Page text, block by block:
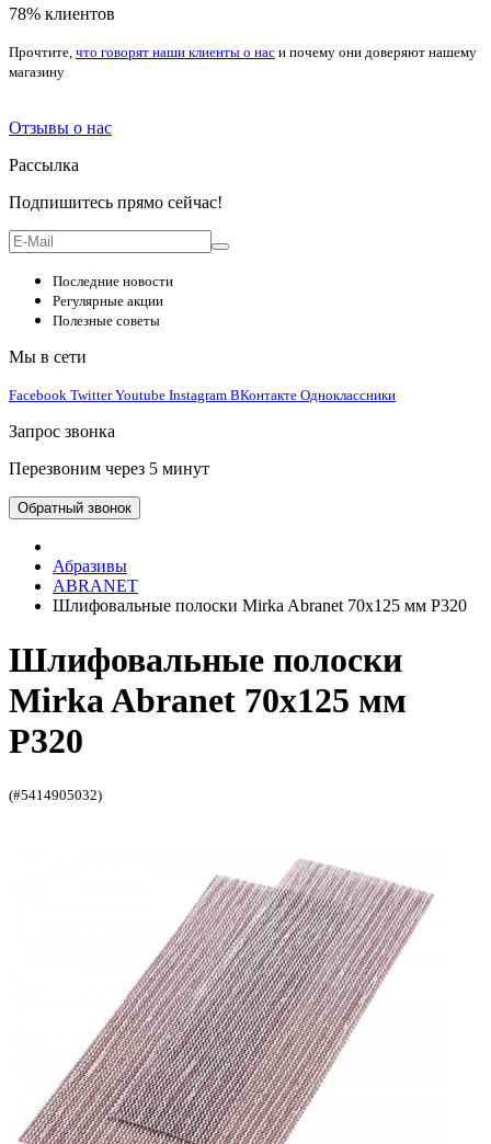
78% клиентов
Прочтите, что говорят наши клиенты о нас и почему они доверяют нашему
магазину
Отзывы о нас
Рассылка
Подпишитесь прямо сейчас!
Последние новости
Регулярные акции
Полезные советы
Мы в сети
Facebook TwitterYoutube Instagram ВКонтакте Одноклассники
Запрос звонка
Перезвоним через 5 минут
Обратный звонок
Абразивы
ABRANET
Шлифовальные полоски Mirka Abranet 70х125 мм P320
Шлифовальные полоски
Mirka Abranet 70х125 мм
P320
(#5414905032)